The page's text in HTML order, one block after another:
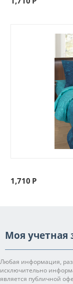
1,710 Р
Моя учетная
Любая информация,
исключительно
является публичной